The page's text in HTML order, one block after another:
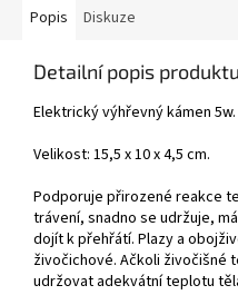
Popis Diskuze
Detailní popis produktu
Elektrický výhřevný kámen 5w.
Velikost: 15,5 x 10 x 4,5 cm.
Podporuje přirozené reakce
trávení, snadno se udržuje,
dojít k přehřátí. Plazy a
živočichové. Ačkoli živočišné
udržovat adekvátní teplotu